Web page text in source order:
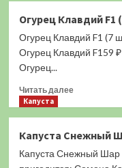
Примадонна
F1
(0,2
цена)
Огурец Клавдий
Огурец Клавдий F1 (7
Огурец Клавдий F159
Огурец...
Читать далееПрочитать
Клавдий
F1
(7
Капуста
Капуста Снежный
Капуста Снежный Шар